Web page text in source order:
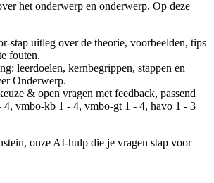
het onderwerp en onderwerp. Op deze
stap uitleg over de theorie, voorbeelden, tips
fouten.
leerdoelen, kernbegrippen, stappen en
Onderwerp.
& open vragen met feedback, passend
4, vmbo-kb 1 - 4, vmbo-gt 1 - 4, havo 1 - 3
onze AI-hulp die je vragen stap voor